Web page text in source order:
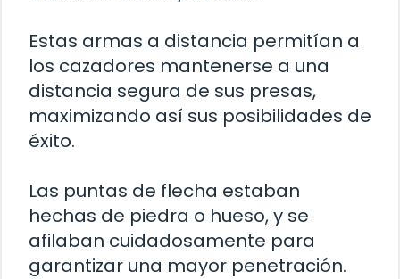
Estas armas a distancia permitían a
los cazadores mantenerse a una
distancia segura de sus presas,
maximizando así sus posibilidades de
éxito.
Las puntas de flecha estaban
hechas de piedra o hueso, y se
afilaban cuidadosamente para
garantizar una mayor penetración.